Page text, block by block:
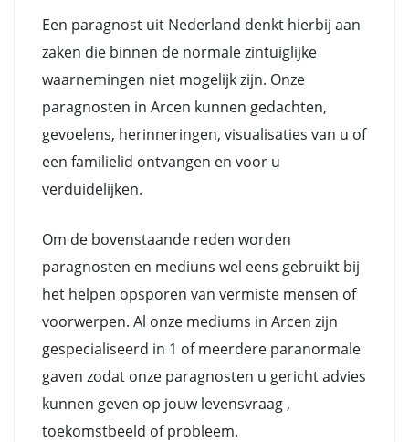
Een paragnost uit Nederland denkt hierbij aan
zaken die binnen de normale zintuiglijke
waarnemingen niet mogelijk zijn. Onze
paragnosten in Arcen kunnen gedachten,
gevoelens, herinneringen, visualisaties van u of
een familielid ontvangen en voor u
verduidelijken.
Om de bovenstaande reden worden
paragnosten en mediuns wel eens gebruikt bij
het helpen opsporen van vermiste mensen of
voorwerpen. Al onze mediums in Arcen zijn
gespecialiseerd in 1 of meerdere paranormale
gaven zodat onze paragnosten u gericht advies
kunnen geven op jouw levensvraag ,
toekomstbeeld of probleem.